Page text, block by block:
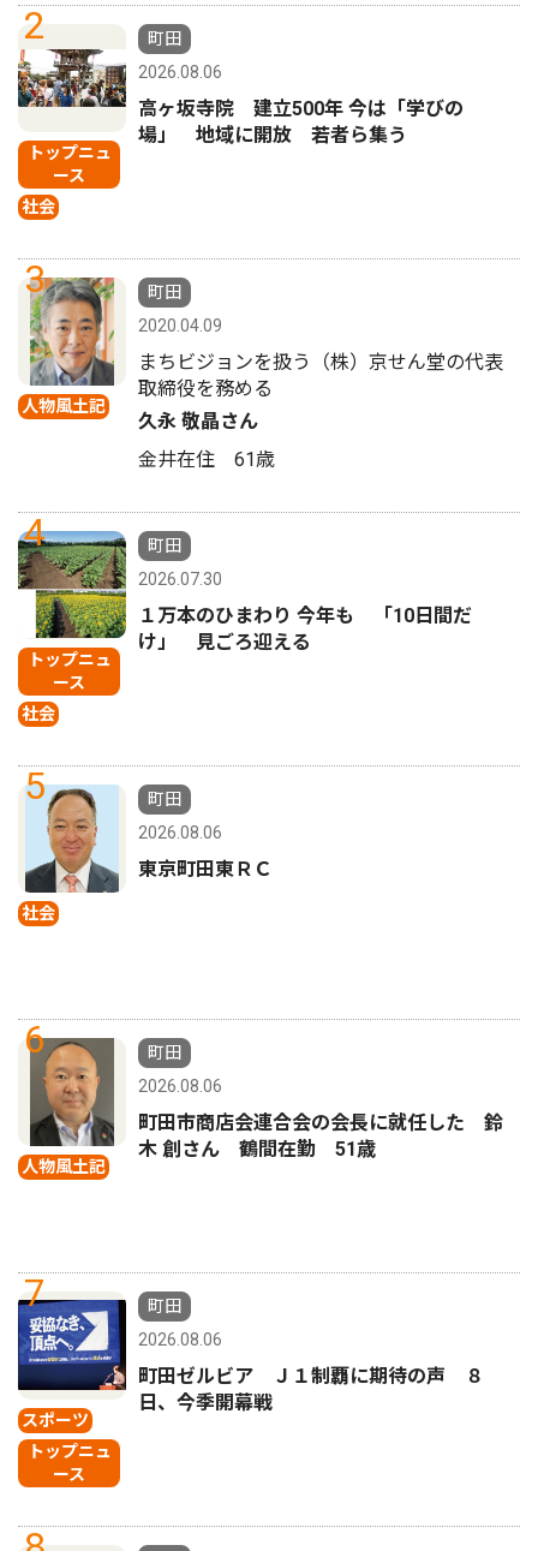
2
トップニュ
ース
社会
町田
2026.08.06
高ヶ坂寺院 建立500年 今は「学びの
場」 地域に開放 若者ら集う
3
人物風土記
町田
2020.04.09
まちビジョンを扱う（株）京せん堂の代表
取締役を務める
久永 敬晶さん
金井在住 61歳
4
トップニュ
ース
社会
町田
2026.07.30
１万本のひまわり 今年も 「10日間だ
け」 見ごろ迎える
5
社会
町田
2026.08.06
東京町田東ＲＣ
6
人物風土記
町田
2026.08.06
町田市商店会連合会の会長に就任した 鈴
木 創さん 鶴間在勤 51歳
7
スポーツ
トップニュ
ース
町田
2026.08.06
町田ゼルビア Ｊ１制覇に期待の声 ８
日、今季開幕戦